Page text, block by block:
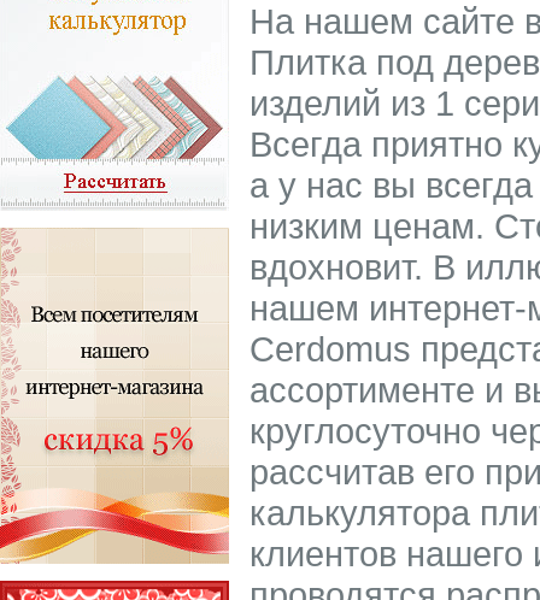
На нашем сайте
Плитка под
изделий из 1
Всегда приятно
а у нас вы
низким ценам.
вдохновит. В
нашем интернет-
Cerdomus
ассортименте и
круглосуточно
рассчитав его
калькулятора
клиентов нашего